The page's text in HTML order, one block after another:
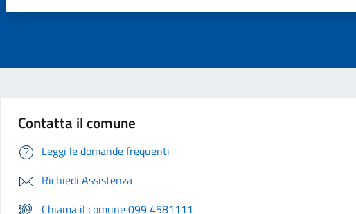
Contatta il comune
Leggi le domande frequenti
Richiedi Assistenza
Chiama il comune 099 4581111